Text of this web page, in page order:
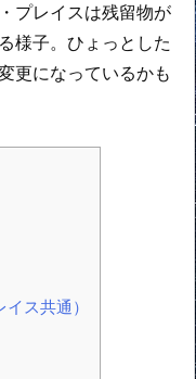
プレイスは残留物が
様子。ひょっとした
更になっているかも
ス共通）